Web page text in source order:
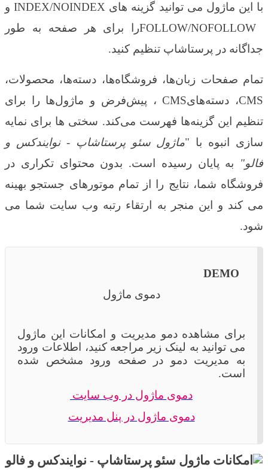
با این ماژول می توانید گزینه های INDEX/NOINDEX و
FOLLOW/NOFOLLOWرا برای هر صفحه به طور
جداگانه در پرستاشاپ تنظیم کنید.
تمام صفحات زبان‌ها، فروشگاه‌ها، دسته‌ها، محصولات،
CMS، دسته‌هایCMS ، پیش‌فرض و ماژول‌ها را برای
تنظیم این گزینه‌ها فهرست می‌کند. سختی ها برای نمایه
سازی انبوه با "ماژول سئو پرستاشاپ - نوایندکس و
فالو"
به پایان رسیده است. بدون محتوای تکراری در
فروشگاه شما، نتایج را از تمام موتورهای جستجو بهینه
می کند و این منجر به ارتقاء رتبه وب سایت شما می
شود.
DEMO
دموی ماژول
برای مشاهده دمو مدیریت و امکانات این ماژول
می توانید به لینک زیر مراجعه کنید، اطلاعات ورود
به مدیریت دمو در صفحه ورود مشخص شده
است.
دموی ماژول در وب سایت
دموی ماژول در پنل مدیریت